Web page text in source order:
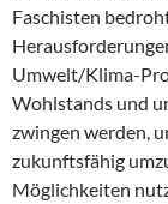
Faschisten
Umwelt/Klima-
Wohlstands und
zwingen werden,
zukunftsfähig
Möglichkeiten